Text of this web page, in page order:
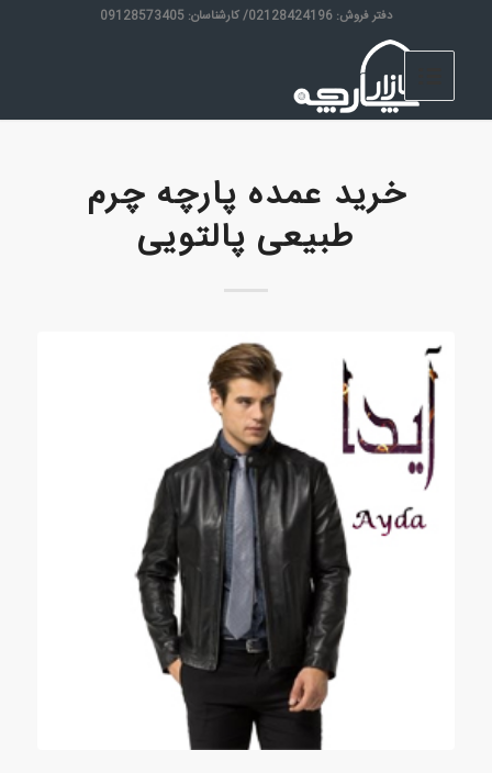
دفتر فروش: 02128424196/ کارشناسان: 09128573405
خرید عمده پارچه چرم
طبیعی پالتویی